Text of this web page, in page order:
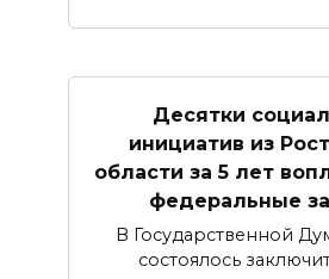
Десятки
инициатив из
области за 5 лет
федеральные
В Государственной
состоялось